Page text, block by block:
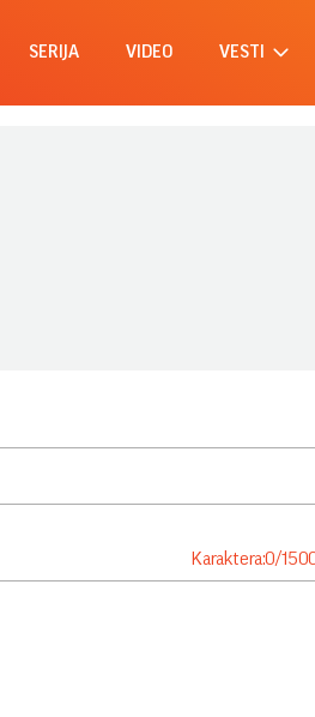
SERIJA VIDEO VESTI
Karaktera:0/